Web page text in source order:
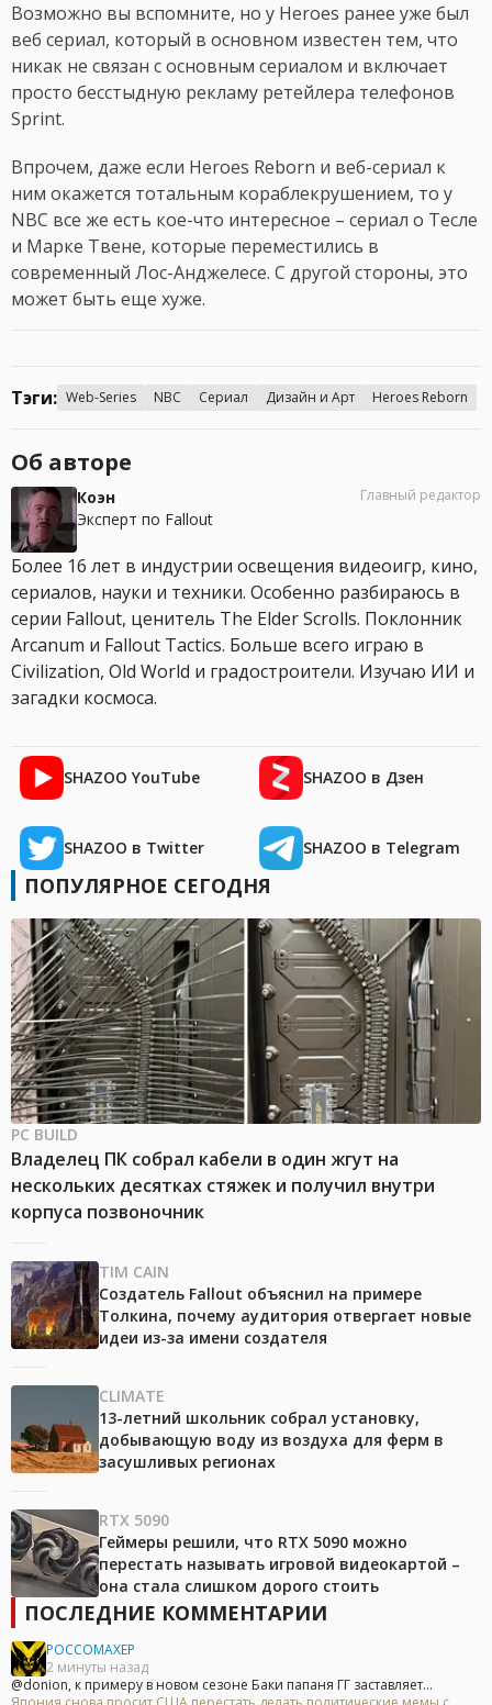
Возможно вы вспомните, но у Heroes ранее уже был
веб сериал, который в основном известен тем, что
никак не связан с основным сериалом и включает
просто бесстыдную рекламу ретейлера телефонов
Sprint.
Впрочем, даже если Heroes Reborn и веб-сериал к
ним окажется тотальным кораблекрушением, то у
NBC все же есть кое-что интересное – сериал о Тесле
и Марке Твене, которые переместились в
современный Лос-Анджелесе. С другой стороны, это
может быть еще хуже.
Тэги: Web-Series NBC Сериал Дизайн и Арт Heroes Reborn
Об авторе
Коэн
Эксперт по Fallout
Главный редактор
Более 16 лет в индустрии освещения видеоигр, кино,
сериалов, науки и техники. Особенно разбираюсь в
серии Fallout, ценитель The Elder Scrolls. Поклонник
Arcanum и Fallout Tactics. Больше всего играю в
Civilization, Old World и градостроители. Изучаю ИИ и
загадки космоса.
SHAZOO YouTube SHAZOO в Дзен
SHAZOO в Twitter SHAZOO в Telegram
ПОПУЛЯРНОЕ СЕГОДНЯ
PC BUILD
Владелец ПК собрал кабели в один жгут на
нескольких десятках стяжек и получил внутри
корпуса позвоночник
TIM CAIN
Создатель Fallout объяснил на примере
Толкина, почему аудитория отвергает новые
идеи из-за имени создателя
CLIMATE
13-летний школьник собрал установку,
добывающую воду из воздуха для ферм в
засушливых регионах
RTX 5090
Геймеры решили, что RTX 5090 можно
перестать называть игровой видеокартой –
она стала слишком дорого стоить
ПОСЛЕДНИЕ КОММЕНТАРИИ
POCCOMAXEP
2 минуты назад
@donion, к примеру в новом сезоне Баки папаня ГГ заставляет...